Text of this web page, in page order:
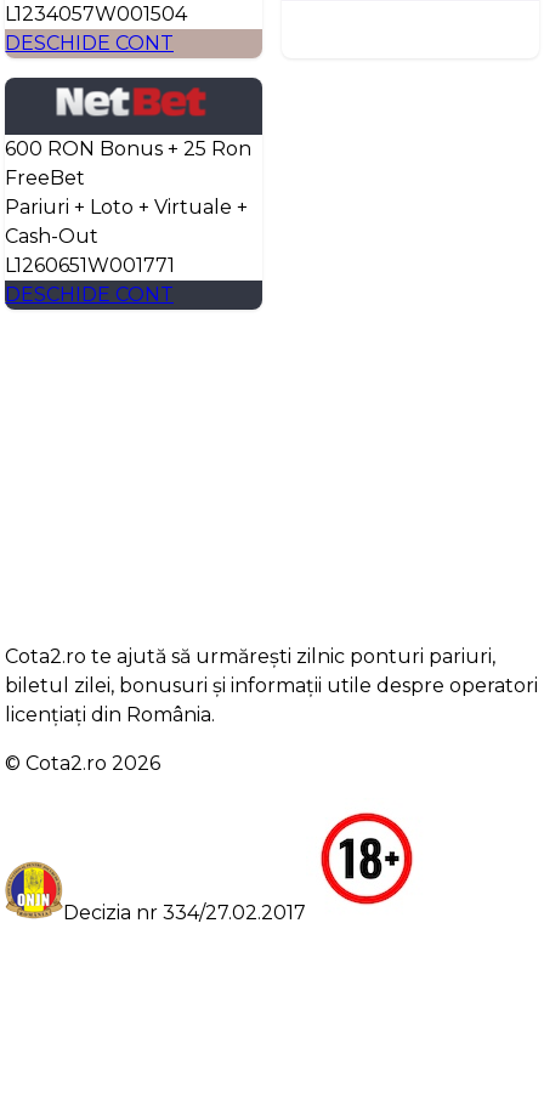
L1234057W001504
DESCHIDE CONT
600 RON Bonus + 25 Ron
FreeBet
Pariuri + Loto + Virtuale +
Cash-Out
L1260651W001771
DESCHIDE CONT
Cota2.ro te ajută să urmărești zilnic ponturi pariuri,
biletul zilei, bonusuri și informații utile despre operatori
licențiați din România.
©️ Cota2.ro 2026
Decizia nr 334/27.02.2017